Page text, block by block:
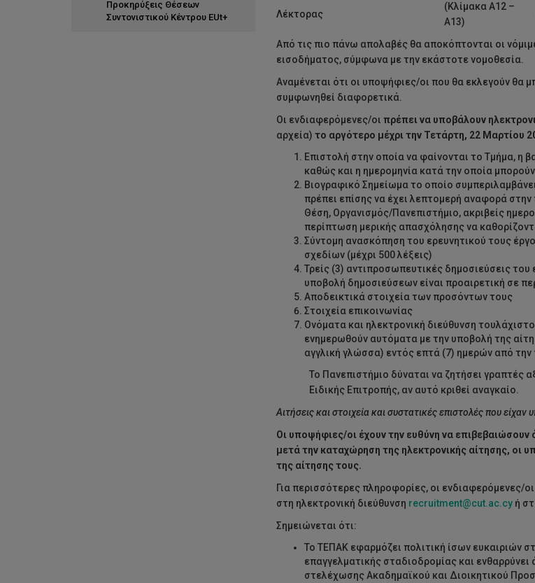
Προκηρύξεις Θέσεων
Συντονιστικού Κέντρου EUt+
Λέκτορας
(Κλίμακα Α12 –
Α13)
Από τις πιο πάνω απολαβές θα αποκόπτονται οι
εισοδήματος, σύμφωνα με την εκάστοτε νομοθεσία.
Αναμένεται ότι οι υποψήφιες/οι που θα εκλεγούν θα
συμφωνηθεί διαφορετικά.
Οι ενδιαφερόμενες/οι πρέπει να υποβάλουν
αρχεία) το αργότερο μέχρι την Τετάρτη, 22 Μαρτίου
Επιστολή στην οποία να φαίνονται το Τμήμα, η
καθώς και η ημερομηνία κατά την οποία
Βιογραφικό Σημείωμα το οποίο
πρέπει επίσης να έχει λεπτομερή αναφορά
Θέση, Οργανισμός/Πανεπιστήμιο, ακριβείς
περίπτωση μερικής απασχόλησης να
Σύντομη ανασκόπηση του ερευνητικού τους
σχεδίων (μέχρι 500 λέξεις)
Τρείς (3) αντιπροσωπευτικές δημοσιεύσεις
υποβολή δημοσιεύσεων είναι προαιρετική σε
Αποδεικτικά στοιχεία των προσόντων τους
Στοιχεία επικοινωνίας
Ονόματα και ηλεκτρονική διεύθυνση
ενημερωθούν αυτόματα με την υποβολή της
αγγλική γλώσσα) εντός επτά (7) ημερών από
Το Πανεπιστήμιο δύναται να ζητήσει γραπτές
Ειδικής Επιτροπής, αν αυτό κριθεί αναγκαίο.
Αιτήσεις και στοιχεία και συστατικές επιστολές που
Οι υποψήφιες/οι έχουν την ευθύνη να
μετά την καταχώρηση της ηλεκτρονικής αίτησης, οι
της αίτησης τους.
Για περισσότερες πληροφορίες, οι ενδιαφερόμενες/
στη ηλεκτρονική διεύθυνση recruitment@cut.ac.cyή
Σημειώνεται ότι:
Το ΤΕΠΑΚ εφαρμόζει πολιτική ίσων ευκαιριών
επαγγελματικής σταδιοδρομίας και
στελέχωσης Ακαδημαϊκού και Διοικητικού